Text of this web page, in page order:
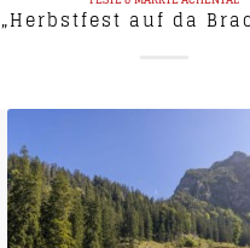
„Herbstfest auf da